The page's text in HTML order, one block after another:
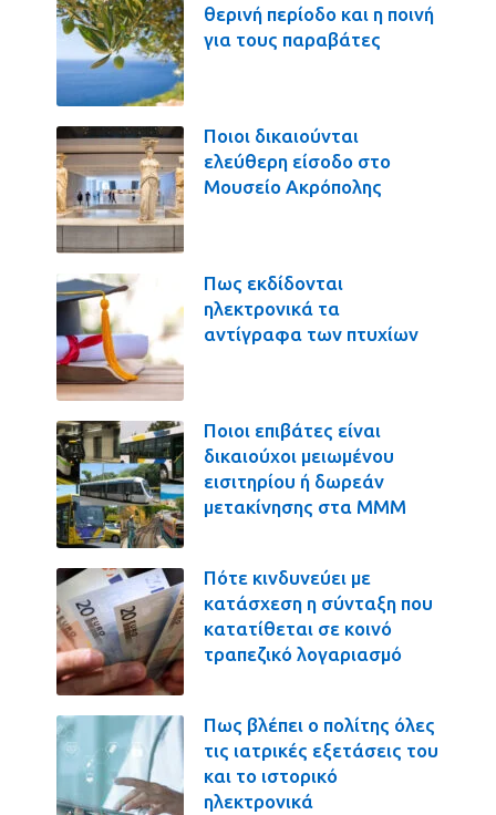
θερινή περίοδο και η ποινή
για τους παραβάτες
Ποιοι δικαιούνται
ελεύθερη είσοδο στο
Μουσείο Ακρόπολης
Πως εκδίδονται
ηλεκτρονικά τα
αντίγραφα των πτυχίων
Ποιοι επιβάτες είναι
δικαιούχοι μειωμένου
εισιτηρίου ή δωρεάν
μετακίνησης στα ΜΜΜ
Πότε κινδυνεύει με
κατάσχεση η σύνταξη που
κατατίθεται σε κοινό
τραπεζικό λογαριασμό
Πως βλέπει ο πολίτης όλες
τις ιατρικές εξετάσεις του
και το ιστορικό
ηλεκτρονικά